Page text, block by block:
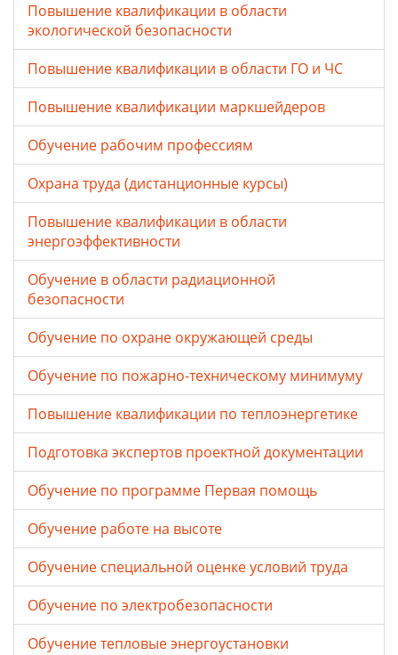
Повышение квалификации в области
экологической безопасности
Повышение квалификации в области ГО и ЧС
Повышение квалификации маркшейдеров
Обучение рабочим профессиям
Охрана труда (дистанционные курсы)
Повышение квалификации в области
энергоэффективности
Обучение в области радиационной
безопасности
Обучение по охране окружающей среды
Обучение по пожарно-техническому минимуму
Повышение квалификации по теплоэнергетике
Подготовка экспертов проектной документации
Обучение по программе Первая помощь
Обучение работе на высоте
Обучение специальной оценке условий труда
Обучение по электробезопасности
Обучение тепловые энергоустановки